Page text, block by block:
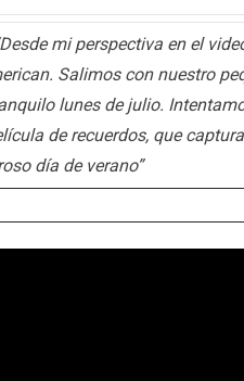
mi perspectiva en el
Salimos con nuestro
lunes de julio.
de recuerdos, que
día de verano”